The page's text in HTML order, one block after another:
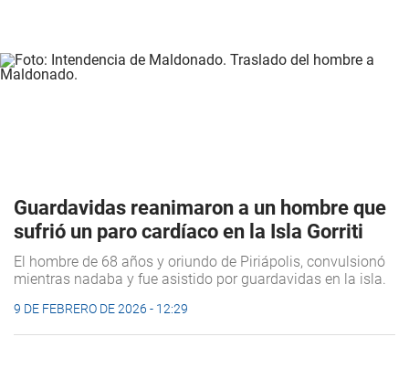
Guardavidas reanimaron a un hombre que
sufrió un paro cardíaco en la Isla Gorriti
El hombre de 68 años y oriundo de Piriápolis, convulsionó
mientras nadaba y fue asistido por guardavidas en la isla.
9 DE FEBRERO DE 2026 - 12:29